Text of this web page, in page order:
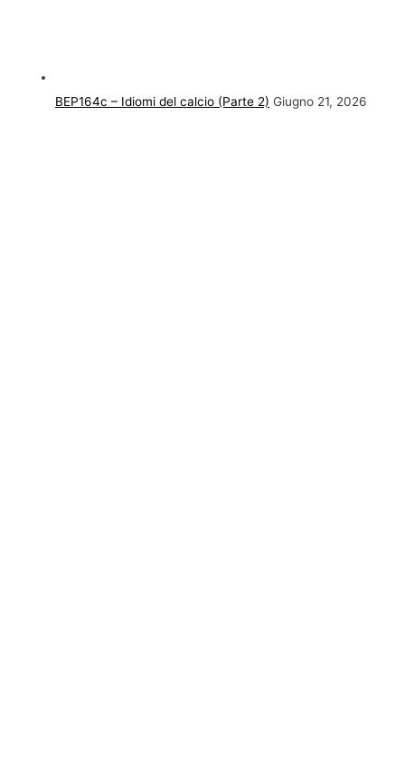
BEP164c – Idiomi del calcio (Parte 2) Giugno 21, 2026